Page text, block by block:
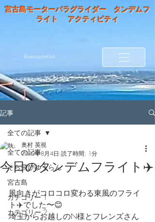
宮古島モーターパラグライダー タンデムフ
ライト アクティビティ
Blueoceanclub
記事
全ての記事
そら飛びゆうらん
宮古島
カテゴリー 1
カテゴリー 2
全ての記事
今日のタンデムフライト✈️
奥村 英視
2019年8月4日 読了時間: 1分
風向きがコロコロ変わる東風のフライ
ト✈️でした〜😊
埼玉からお越しのN様とフレンズさん